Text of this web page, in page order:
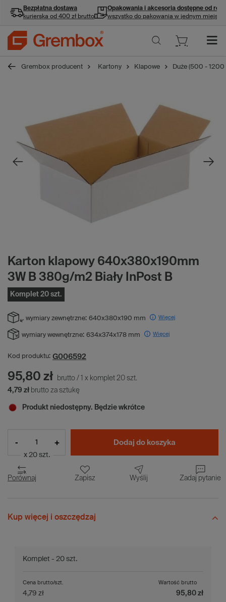
Bezpłatna dostawa
kurierska od 400 zł brutto
Opakowania i akcesoria dostępne od ręki
wszystko do pakowania w jednym miejscu
Grembox producent Kartony Klapowe Duże (500 -
Karton klapowy 640x380x190mm
3W B 380g/m2 Biały InPost B
Komplet 20 szt.
wymiary zewnętrzne: 640x380x190 mm Więcej
wymiary wewnętrzne: 634x374x178 mm Więcej
Kod produktu: G006592
95,80 zł brutto / x komplet 20 szt.
4,79 zł brutto za sztukę
Produkt niedostępny. Będzie wkrótce
- +
x 20 szt.
Dodaj do koszyka
Porównaj Zapisz Wyślij Zadaj pytanie
Kup więcej i oszczędzaj
Komplet - 20 szt.
Cena brutto/szt.
4,79 zł
Wartość brutto
95,80 zł